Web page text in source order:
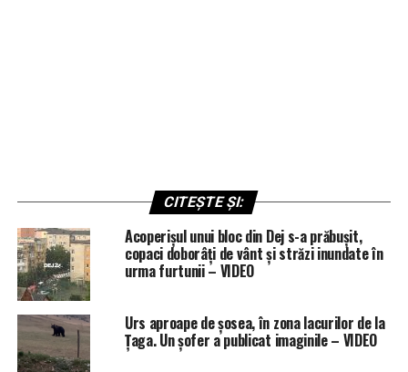
CITEȘTE ȘI:
Acoperișul unui bloc din Dej s-a prăbușit,
copaci doborâți de vânt și străzi inundate în
urma furtunii – VIDEO
Urs aproape de șosea, în zona lacurilor de la
Țaga. Un șofer a publicat imaginile – VIDEO